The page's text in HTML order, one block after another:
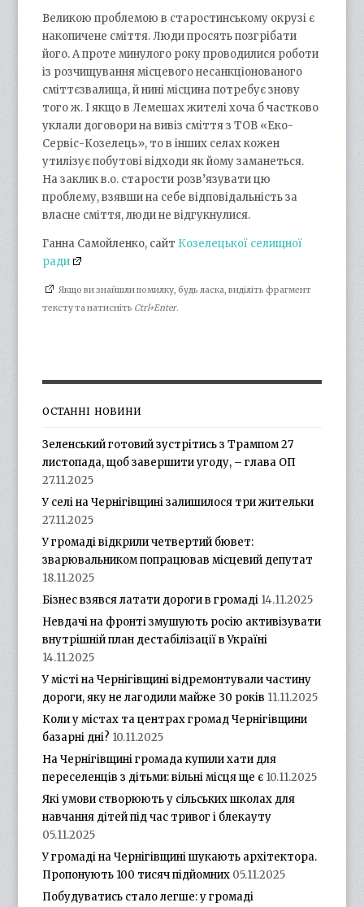
Великою проблемою в старостинському окрузі є
накопичене сміття. Люди просять позгрібати
його. А проте минулого року проводилися роботи
із розчищування місцевого несанкціонованого
сміттєзвалища, й нині місцина потребує знову
того ж. І якщо в Лемешах жителі хоча б частково
уклали договори на вивіз сміття з ТОВ «Еко-
Сервіс-Козелець», то в інших селах кожен
утилізує побутові відходи як йому заманеться.
На заклик в.о. старости розв’язувати цю
проблему, взявши на себе відповідальність за
власне сміття, люди не відгукнулися.
Ганна Самойленко, сайт Козелецької селищної
ради
Якщо ви знайшли помилку, будь ласка, виділіть фрагмент
тексту та натисніть Ctrl+Enter.
ОСТАННІ НОВИНИ
Зеленський готовий зустрітись з Трампом 27
листопада, щоб завершити угоду, – глава ОП
27.11.2025
У селі на Чернігівщині залишилося три жительки
27.11.2025
У громаді відкрили четвертий бювет:
зварювальником попрацював місцевий депутат
18.11.2025
Бізнес взявся латати дороги в громаді 14.11.2025
Невдачі на фронті змушують росію активізувати
внутрішній план дестабілізації в Україні
14.11.2025
У місті на Чернігівщині відремонтували частину
дороги, яку не лагодили майже 30 років 11.11.2025
Коли у містах та центрах громад Чернігівщини
базарні дні? 10.11.2025
На Чернігівщині громада купили хати для
переселенців з дітьми: вільні місця ще є 10.11.2025
Які умови створюють у сільських школах для
навчання дітей під час тривог і блекауту
05.11.2025
У громаді на Чернігівщині шукають архітектора.
Пропонують 100 тисяч підйомних 05.11.2025
Побудуватись стало легше: у громаді